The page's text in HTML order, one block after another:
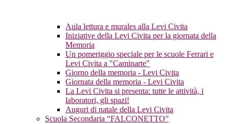
Aula lettura e murales alla Levi Civita
Iniziative della Levi Civita per la giornata della
Memoria
Un pomeriggio speciale per le scuole Ferrari e
Levi Civita a "Caminarte"
Giorno della memoria - Levi Civita
Giornata della memoria - Levi Civita
La Levi Civita si presenta: tutte le attività, i
laboratori, gli spazi!
Auguri di natale della Levi Civita
Scuola Secondaria “FALCONETTO”